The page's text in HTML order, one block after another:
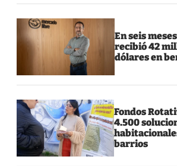
En seis
recibió 42
dólares en
Fondos
4.500
barrios